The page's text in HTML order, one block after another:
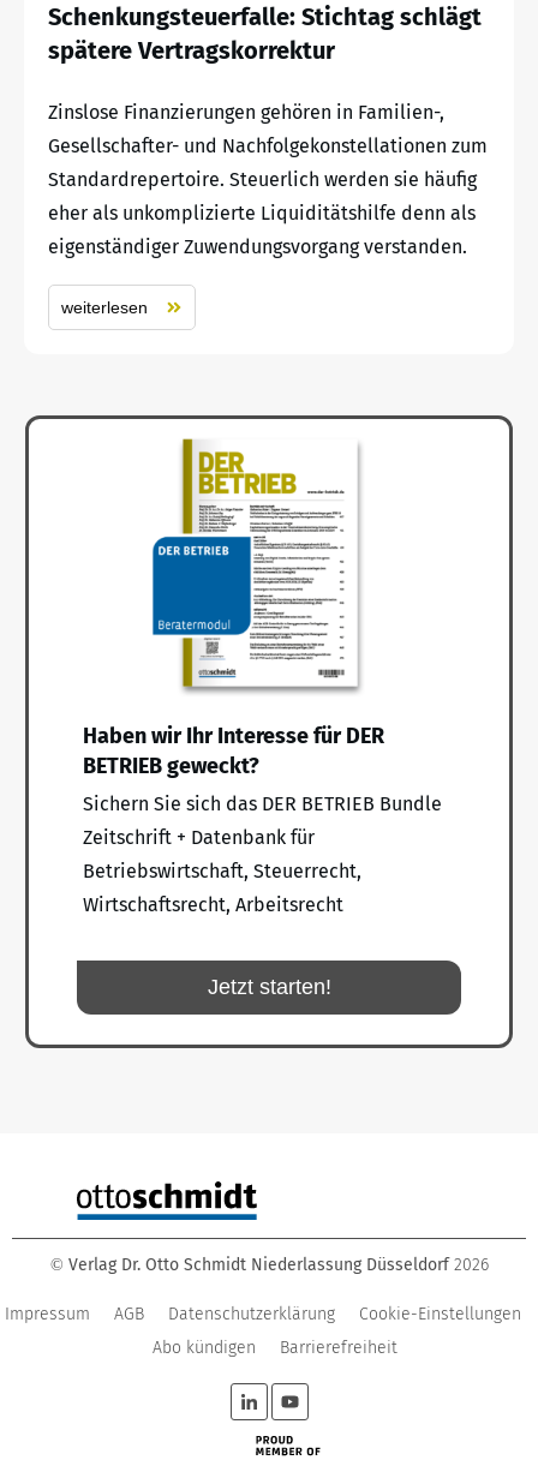
Schenkungsteuerfalle: Stichtag schlägt
spätere Vertragskorrektur
Zinslose Finanzierungen gehören in Familien-,
Gesellschafter- und Nachfolgekonstellationen zum
Standardrepertoire. Steuerlich werden sie häufig
eher als unkomplizierte Liquiditätshilfe denn als
eigenständiger Zuwendungsvorgang verstanden.
weiterlesen
Haben wir Ihr Interesse für DER
BETRIEB geweckt?
Sichern Sie sich das DER BETRIEB Bundle
Zeitschrift + Datenbank für
Betriebswirtschaft, Steuerrecht,
Wirtschaftsrecht, Arbeitsrecht
Jetzt starten!
© Verlag Dr. Otto Schmidt Niederlassung Düsseldorf 2026
Impressum AGB Datenschutzerklärung
Cookie-Einstellungen
Abo kündigen
Barrierefreiheit